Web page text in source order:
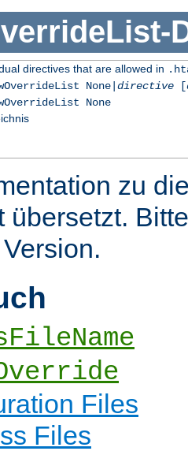
-
directives that are allowed in
None| directive[
None
zu
übersetzt.
Files
Files